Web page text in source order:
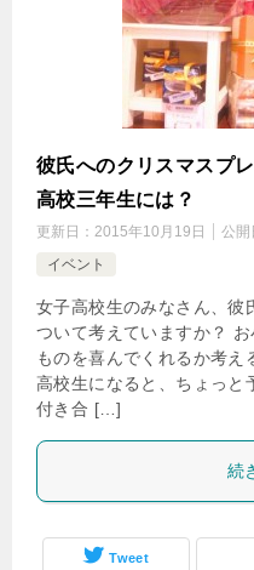
彼氏へのクリスマスプ
高校三年生には？
更新日： 2015年10月19日 公開
イベント
女子高校生のみなさん、彼
ついて考えていますか？
ものを喜んでくれるか考え
高校生になると、ちょっと
付き合 […]
続
Tweet